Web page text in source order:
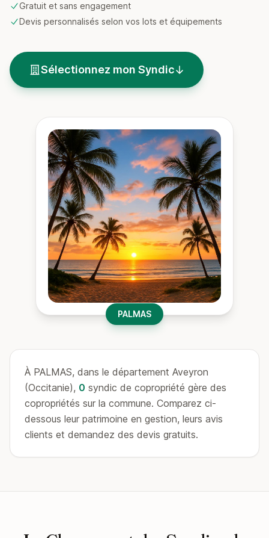
Gratuit et sans engagement
Devis personnalisés selon vos lots et équipements
Sélectionnez mon Syndic
PALMAS
À PALMAS, dans le département Aveyron
(Occitanie), 0 syndic de copropriété gère des
copropriétés sur la commune. Comparez ci-
dessous leur patrimoine en gestion, leurs avis
clients et demandez des devis gratuits.